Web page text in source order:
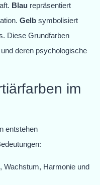
Blau repräsentiert
Gelb symbolisiert
Diese Grundfarben
deren psychologische
im
entstehen
Wachstum, Harmonie und